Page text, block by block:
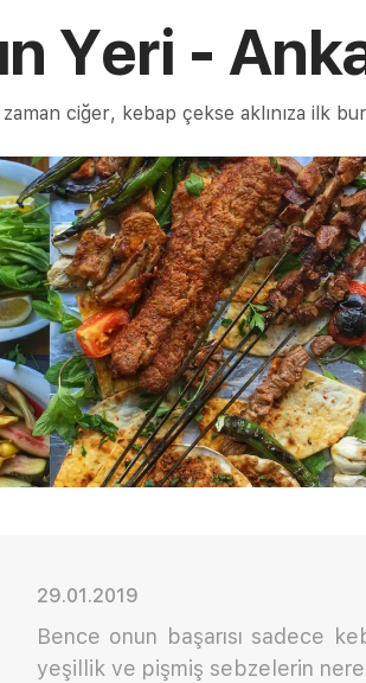
Yeri -
zaman ciğer, kebap çekse aklınıza ilk
29.01.2019
Bence onun başarısı sadece
yeşillik ve pişmiş sebzelerin